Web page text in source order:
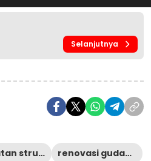
Selanjutnya
perkuatan struktur bangunan
renovasi gudang